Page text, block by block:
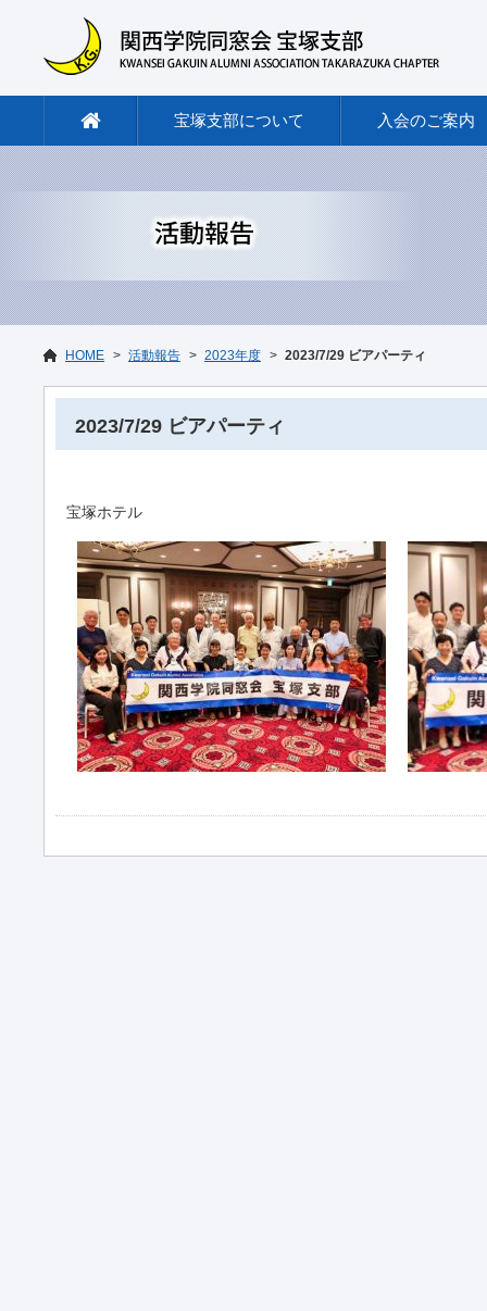
宝塚支部について 入会のご案内
HOME 活動報告 2023年度 2023/7/29 ビアパーティ
2023/7/29 ビアパーティ
宝塚ホテル